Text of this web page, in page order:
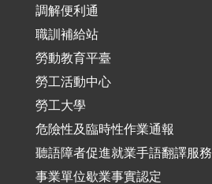
調解便利通
職訓補給站
勞動教育平臺
勞工活動中心
勞工大學
危險性及臨時性作業通報
聽語障者促進就業手語翻譯服務
事業單位歇業事實認定